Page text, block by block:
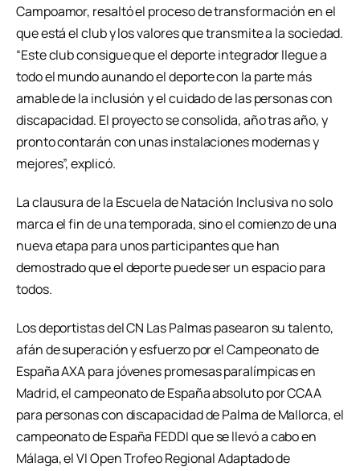
Campoamor, resaltó el proceso de transformación en el
que está el club y los valores que transmite a la sociedad.
“Este club consigue que el deporte integrador llegue a
todo el mundo aunando el deporte con la parte más
amable de la inclusión y el cuidado de las personas con
discapacidad. El proyecto se consolida, año tras año, y
pronto contarán con unas instalaciones modernas y
mejores”, explicó.
La clausura de la Escuela de Natación Inclusiva no solo
marca el fin de una temporada, sino el comienzo de una
nueva etapa para unos participantes que han
demostrado que el deporte puede ser un espacio para
todos.
Los deportistas del CN Las Palmas pasearon su talento,
afán de superación y esfuerzo por el Campeonato de
España AXA para jóvenes promesas paralímpicas en
Madrid, el campeonato de España absoluto por CCAA
para personas con discapacidad de Palma de Mallorca, el
campeonato de España FEDDI que se llevó a cabo en
Málaga, el VI Open Trofeo Regional Adaptado de